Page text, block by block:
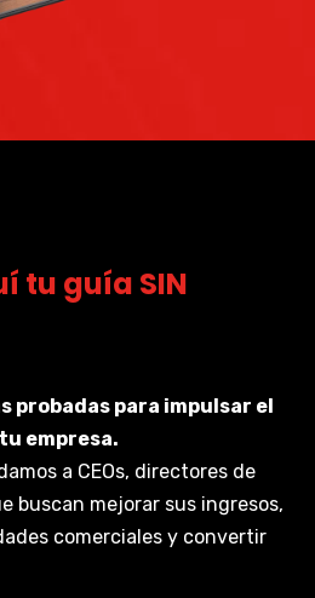
tu guía SIN
probadas para impulsar el
empresa.
a CEOs, directores de
buscan mejorar sus ingresos,
comerciales y convertir